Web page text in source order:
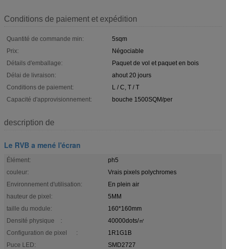
Conditions de paiement et expédition
Quantité de commande min:
5sqm
Prix:
Négociable
Détails d'emballage:
Paquet de vol et paquet en bois
Délai de livraison:
ahout 20 jours
Conditions de paiement:
L / C, T / T
Capacité d'approvisionnement:
bouche 1500SQM/per
description de
Le RVB a mené l'écran
Élément:
ph5
couleur:
Vrais pixels polychromes
Environnement d'utilisation:
En plein air
hauteur de pixel:
5MM
taille du module:
160*160mm
Densité physique :
40000dots/㎡
Configuration de pixel :
1R1G1B
Puce LED:
SMD2727